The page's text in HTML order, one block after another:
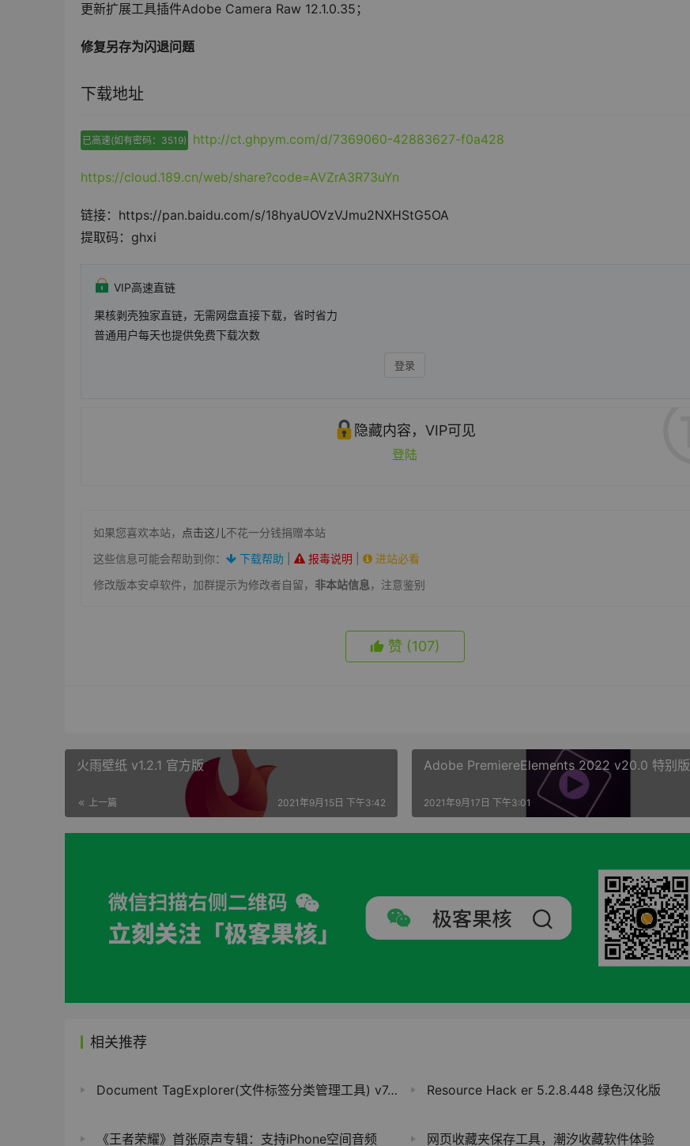
更新扩展工具插件Adobe Camera Raw 12.1.0.35；
修复另存为闪退问题
下载地址
已高速(如有密码：3519) http://ct.ghpym.com/d/7369060-42883627-f0a428
https://cloud.189.cn/web/share?code=AVZrA3R73uYn
链接：https://pan.baidu.com/s/18hyaUOVzVJmu2NXHStG5OA
提取码：ghxi
VIP高速直链
果核剥壳独家直链，无需网盘直接下载，省时省力
普通用户每天也提供免费下载次数
登录
隐藏内容，VIP可见
登陆
如果您喜欢本站， 点击这儿不花一分钱捐赠本站
这些信息可能会帮助到你：
下载帮助 报毒说明
进站必看
修改版本安卓软件，加群提示为修改者自留， 非本站信息，注意鉴别
赞 (107)
火雨壁纸 v1.2.1 官方版
上一篇 2021年9月15日 下午3:42
Adobe PremiereElements 2022 v20.0 特别版
2021年9月17日 下午3:01
相关推荐
Document TagExplorer(文件标签分类管理工具) v7.5 绿色版 Resource Hack er 5.2.8.448 绿色汉化版
《王者荣耀》首张原声专辑：支持iPhone空间音频 网页收藏夹保存工具，潮汐收藏软件体验